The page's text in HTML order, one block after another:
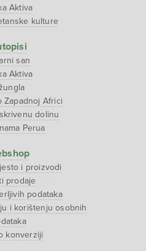
Aktiva
kulture
san
Aktiva
Zapadnoj Africi
dolinu
Perua
i proizvodi
prodaje
podataka
i korištenju osobnih
konverziji